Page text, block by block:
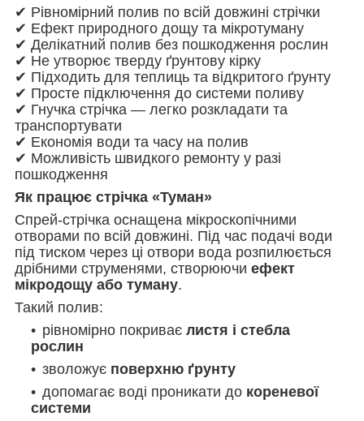
✔ Рівномірний полив по всій довжині стрічки
✔ Ефект природного дощу та мікротуману
✔ Делікатний полив без пошкодження рослин
✔ Не утворює тверду ґрунтову кірку
✔ Підходить для теплиць та відкритого ґрунту
✔ Просте підключення до системи поливу
✔ Гнучка стрічка — легко розкладати та
транспортувати
✔ Економія води та часу на полив
✔ Можливість швидкого ремонту у разі
пошкодження
Як працює стрічка «Туман»
Спрей-стрічка оснащена мікроскопічними
отворами по всій довжині. Під час подачі води
під тиском через ці отвори вода розпилюється
дрібними струменями, створюючи ефект
мікродощу або туману.
Такий полив:
рівномірно покриває листя і стебла
рослин
зволожує поверхню ґрунту
допомагає воді проникати до кореневої
системи